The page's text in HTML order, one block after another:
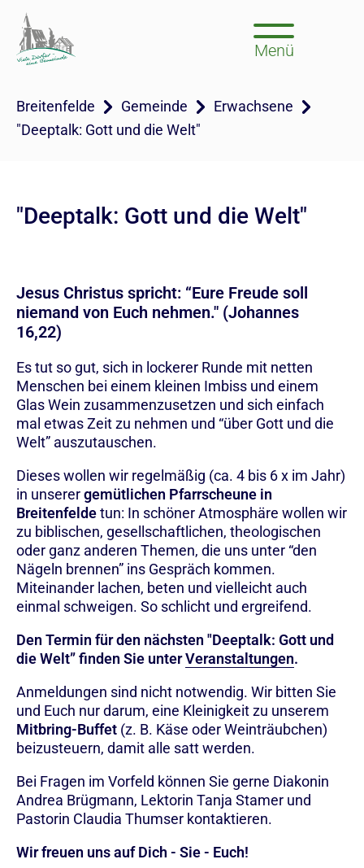
Menü
Breitenfelde Gemeinde
Erwachsene
"Deeptalk: Gott und die Welt"
"Deeptalk: Gott und die Welt"
Jesus Christus spricht: “Eure Freude soll
niemand von Euch nehmen." (Johannes
16,22)
Es tut so gut, sich in lockerer Runde mit netten
Menschen bei einem kleinen Imbiss und einem
Glas Wein zusammenzusetzen und sich einfach
mal etwas Zeit zu nehmen und “über Gott und die
Welt” auszutauschen.
Dieses wollen wir regelmäßig (ca. 4 bis 6 x im Jahr)
in unserergemütlichen Pfarrscheune in
Breitenfeldetun: In schöner Atmosphäre wollen wir
zu biblischen, gesellschaftlichen, theologischen
oder ganz anderen Themen, die uns unter “den
Nägeln brennen” ins Gespräch kommen.
Miteinander lachen, beten und vielleicht auch
einmal schweigen. So schlicht und ergreifend.
Den Termin für den nächsten "Deeptalk: Gott und
die Welt” finden Sie unterVeranstaltungen.
Anmeldungen sind nicht notwendig. Wir bitten Sie
und Euch nur darum, eine Kleinigkeit zu unserem
Mitbring-Buffet (z. B. Käse oder Weinträubchen)
beizusteuern, damit alle satt werden.
Bei Fragen im Vorfeld können Sie gerne Diakonin
Andrea Brügmann, Lektorin Tanja Stamer und
Pastorin Claudia Thumser kontaktieren.
Wir freuen uns auf Dich - Sie - Euch!